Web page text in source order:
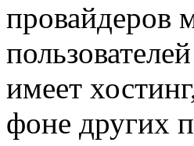
провайдеров
имеет
фоне других